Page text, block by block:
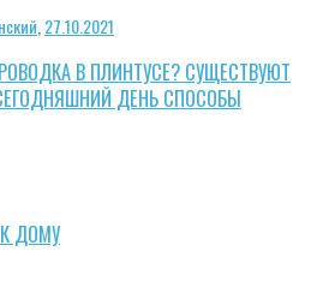
,27.10.2021
В ПЛИНТУСЕ? СУЩЕСТВУЮТ
ДЕНЬ СПОСОБЫ
ДОМУ